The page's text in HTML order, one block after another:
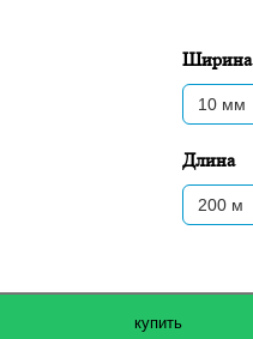
Ширина
Длина
купить